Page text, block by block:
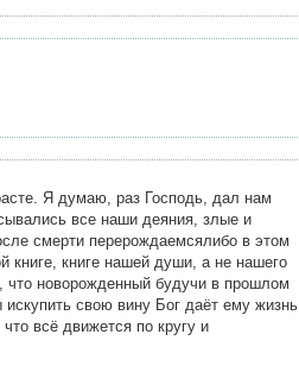
Я думаю, раз Господь, дал нам
все наши деяния, злые и
смерти перерождаемсялибо в этом
книге, книге нашей души, а не нашего
что новорожденный будучи в прошлом
свою вину Бог даёт ему жизнь
всё движется по кругу и